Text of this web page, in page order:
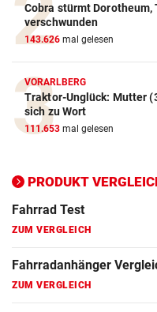
Cobra stürmt Dorotheum,
verschwunden
143.626 mal gelesen
VORARLBERG
Traktor-Unglück: Mutter
sich zu Wort
111.653 mal gelesen
PRODUKT
ZUM VERGLEICH
E-Bike Vergleich
ZUM VERGLEICH
Elektro-Scooter Vergleich
ZUM VERGLEICH
ZUM VERGLEICH
Fahrrad Test
ZUM VERGLEICH
Fahrradanhänger
ZUM VERGLEICH